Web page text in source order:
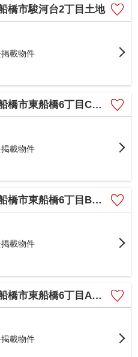
橋市駿河台2丁目土地
載物件
市東船橋6丁目C区画
載物件
市東船橋6丁目B区画
載物件
市東船橋6丁目A区画
載物件